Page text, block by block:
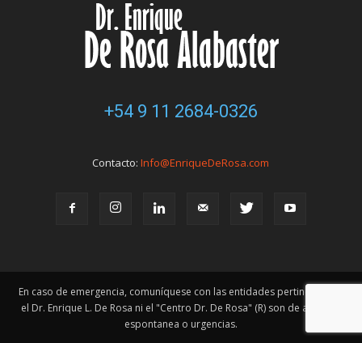
+54 9 11 2684-0326
Contacto:Info@EnriqueDeRosa.com
En caso de emergencia, comuníquese con las entidades pertinentes. Ni
el Dr. Enrique L. De Rosa ni el "Centro Dr. De Rosa" (R) son de atención
espontanea o urgencias.